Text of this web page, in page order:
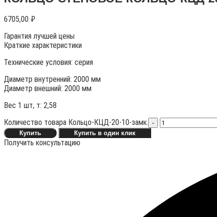
6705,00 ₽
Гарантия лучшей цены
Краткие характеристики
Технические условия: серия
Диаметр внутренний: 2000 мм
Диаметр внешний: 2000 мм
Вес 1 шт, т: 2,58
Количество товара Кольцо-КЦД-20-10-замк. -
Купить
Купить в один клик
Получить консультацию